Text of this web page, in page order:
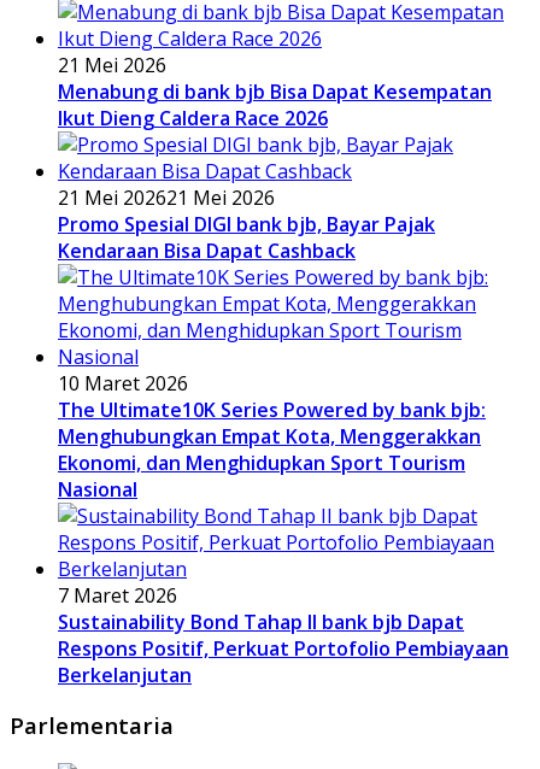
21 Mei 2026
Menabung di bank bjb Bisa Dapat Kesempatan
Ikut Dieng Caldera Race 2026
21 Mei 202621 Mei 2026
Promo Spesial DIGI bank bjb, Bayar Pajak
Kendaraan Bisa Dapat Cashback
10 Maret 2026
The Ultimate10K Series Powered by bank bjb:
Menghubungkan Empat Kota, Menggerakkan
Ekonomi, dan Menghidupkan Sport Tourism
Nasional
7 Maret 2026
Sustainability Bond Tahap II bank bjb Dapat
Respons Positif, Perkuat Portofolio Pembiayaan
Berkelanjutan
Parlementaria